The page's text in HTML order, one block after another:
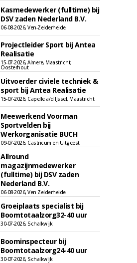
Kasmedewerker (fulltime) bij
DSV zaden Nederland B.V.
06-08-2026, Ven-Zelderheide
Projectleider Sport bij Antea
Realisatie
15-07-2026, Almere, Maastricht,
Oosterhout
Uitvoerder civiele techniek &
sport bij Antea Realisatie
15-07-2026, Capelle a/d IJssel, Maastricht
Meewerkend Voorman
Sportvelden bij
Werkorganisatie BUCH
09-07-2026, Castricum en Uitgeest
Allround
magazijnmedewerker
(fulltime) bij DSV zaden
Nederland B.V.
06-08-2026, Ven Zelderheide
Groeiplaats specialist bij
Boomtotaalzorg32-40 uur
30-07-2026, Schalkwijk
Boominspecteur bij
Boomtotaalzorg24-40 uur
30-07-2026, Schalkwijk